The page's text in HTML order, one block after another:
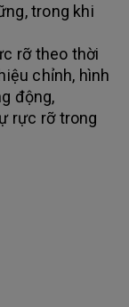
trong khi
rỡ theo thời
chỉnh, hình
động,
rực rỡ trong